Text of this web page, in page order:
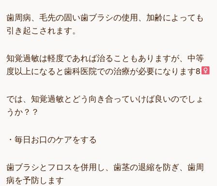
歯周病、毛先の固い歯ブラシの使用、加齢によっても
引き起こされます。
知覚過敏は軽度であれば治ることもありますが、中等
度以上になると歯科医院での治療が必要になります‍
では、知覚過敏とどう向き合っていけば良いのでしょ
うか？？
・毎日お口のケアをする
歯ブラシとフロスを併用し、歯茎の退縮を防ぎ、歯周
病を予防します